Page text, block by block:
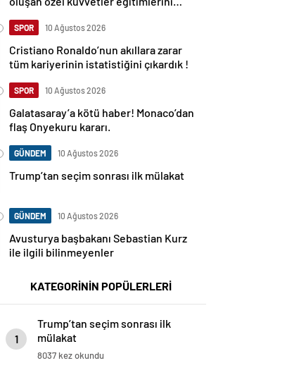
SPOR 10 Ağustos 2026
Cristiano Ronaldo’nun akıllara zarar
tüm kariyerinin istatistiğini çıkardık !
SPOR 10 Ağustos 2026
Galatasaray’a kötü haber! Monaco’dan
flaş Onyekuru kararı.
GÜNDEM 10 Ağustos 2026
Trump’tan seçim sonrası ilk mülakat
GÜNDEM 10 Ağustos 2026
Avusturya başbakanı Sebastian Kurz
ile ilgili bilinmeyenler
KATEGORİNİN POPÜLERLERİ
1
Trump’tan seçim sonrası ilk
mülakat
8037 kez okundu